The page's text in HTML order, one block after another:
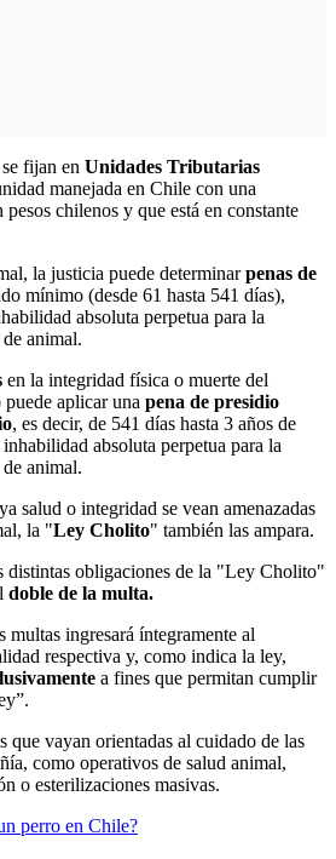
fijan en Unidades Tributarias
manejada en Chile con una
chilenos y que está en constante
la justicia puede determinarpenas de
mínimo (desde 61 hasta 541 días),
absoluta perpetua para la
animal.
en la integridad física o muerte del
aplicar una pena de presidio
, es decir, de 541 días hasta 3 años de
absoluta perpetua para la
animal.
salud o integridad se vean amenazadas
la "Ley Cholito" también las ampara.
distintas obligaciones de la "Ley Cholito"
doble de la multa.
multas ingresará íntegramente al
respectiva y, como indica la ley,
a fines que permitan cumplir
que vayan orientadas al cuidado de las
como operativos de salud animal,
o esterilizaciones masivas.
perro en Chile?